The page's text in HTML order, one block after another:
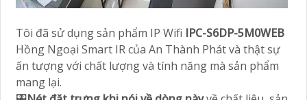
Tôi đã sử dụng sản phẩm IP Wifi IPC-S6DP-5M0WEB
Hồng Ngoại Smart IR của An Thành Phát và thật sự
ấn tượng với chất lượng và tính năng mà sản phẩm
mang lại.